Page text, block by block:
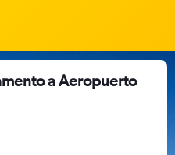
a Aeropuerto